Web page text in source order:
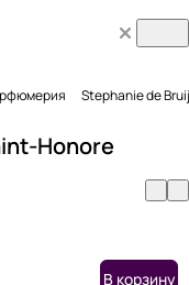
Stephanie de
Honore
В корзину